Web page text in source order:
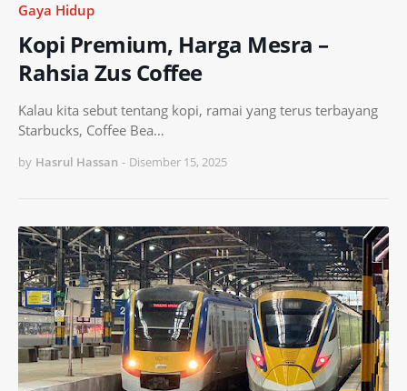
Gaya Hidup
Kopi Premium, Harga Mesra –
Rahsia Zus Coffee
Kalau kita sebut tentang kopi, ramai yang terus terbayang
Starbucks, Coffee Bea…
by Hasrul Hassan - Disember 15, 2025